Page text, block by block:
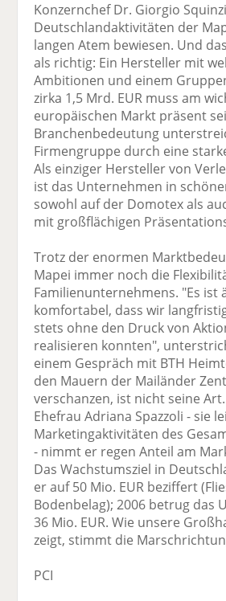
Konzernchef Dr. Giorgio
Deutschlandaktivitäten der
langen Atem bewiesen. Und
als richtig: Ein Hersteller mit
Ambitionen und einem
zirka 1,5 Mrd. EUR muss am
europäischen Markt präsent
Branchenbedeutung
Firmengruppe durch eine
Als einziger Hersteller von
ist das Unternehmen in
sowohl auf der Domotex als
mit großflächigen
Trotz der enormen
Mapei immer noch die
Familienunternehmens. "Es ist
komfortabel, dass wir
stets ohne den Druck von
realisieren konnten",
einem Gespräch mit BTH
den Mauern der Mailänder
verschanzen, ist nicht seine
Ehefrau Adriana Spazzoli - sie
Marketingaktivitäten des
- nimmt er regen Anteil am
Das Wachstumsziel in
er auf 50 Mio. EUR beziffert
Bodenbelag); 2006 betrug das
36 Mio. EUR. Wie unsere
zeigt, stimmt die
PCI